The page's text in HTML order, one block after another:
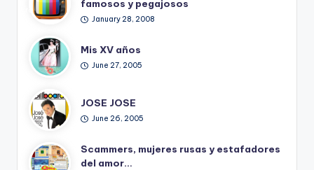
ro
famosos y pegajosos
January 28, 2008
Mis XV años
June 27, 2005
JOSE JOSE
June 26, 2005
Scammers, mujeres rusas y estafadores
del amor…